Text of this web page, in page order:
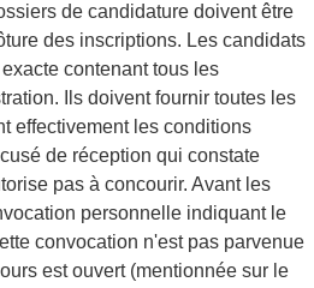
de candidature doivent être
des inscriptions. Les candidats
contenant tous les
Ils doivent fournir toutes les
effectivement les conditions
de réception qui constate
pas à concourir. Avant les
personnelle indiquant le
convocation n'est pas parvenue
est ouvert (mentionnée sur le